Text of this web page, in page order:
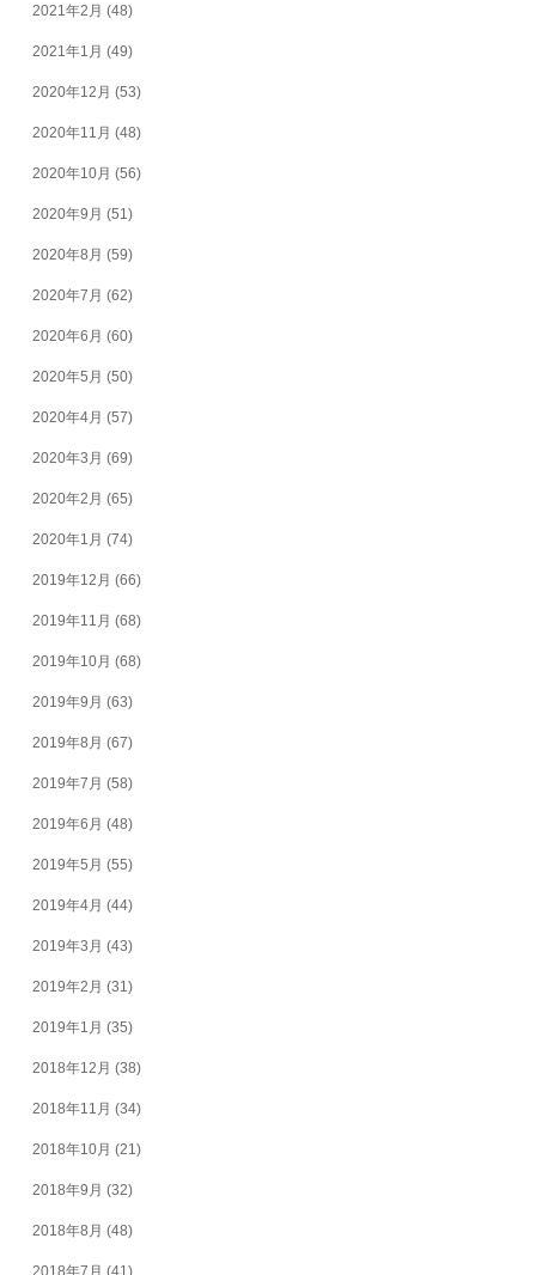
2021年2月 (48)
2021年1月 (49)
2020年12月 (53)
2020年11月 (48)
2020年10月 (56)
2020年9月 (51)
2020年8月 (59)
2020年7月 (62)
2020年6月 (60)
2020年5月 (50)
2020年4月 (57)
2020年3月 (69)
2020年2月 (65)
2020年1月 (74)
2019年12月 (66)
2019年11月 (68)
2019年10月 (68)
2019年9月 (63)
2019年8月 (67)
2019年7月 (58)
2019年6月 (48)
2019年5月 (55)
2019年4月 (44)
2019年3月 (43)
2019年2月 (31)
2019年1月 (35)
2018年12月 (38)
2018年11月 (34)
2018年10月 (21)
2018年9月 (32)
2018年8月 (48)
2018年7月 (41)